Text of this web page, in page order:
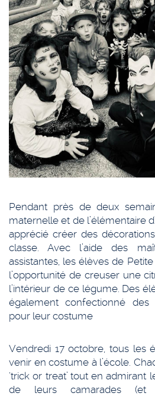
Pendant près de deux
maternelle et de l’élémentaire
apprécié créer des
classe. Avec l’aide des
assistantes, les élèves de
l’opportunité de creuser une
l’intérieur de ce légume. Des
également confectionné des
pour leur costume
Vendredi 17 octobre, tous les
venir en costume à l’école.
‘trick or treat’ tout en admirant
de leurs camarades